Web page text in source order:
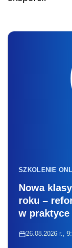
SZKOLENIE
Nowa
roku –
w praktyce
26.08.2026 r.,